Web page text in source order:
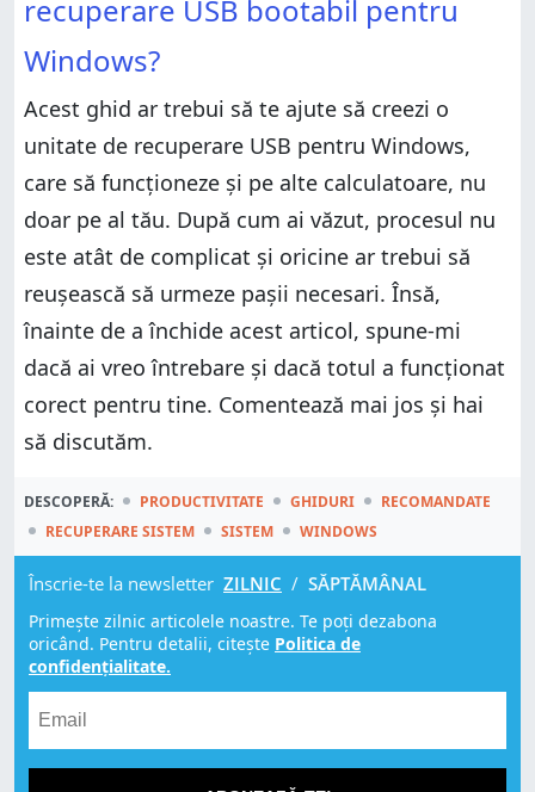
recuperare USB bootabil pentru
Windows?
Acest ghid ar trebui să te ajute să creezi o
unitate de recuperare USB pentru Windows,
care să funcționeze și pe alte calculatoare, nu
doar pe al tău. După cum ai văzut, procesul nu
este atât de complicat și oricine ar trebui să
reușească să urmeze pașii necesari. Însă,
înainte de a închide acest articol, spune-mi
dacă ai vreo întrebare și dacă totul a funcționat
corect pentru tine. Comentează mai jos și hai
să discutăm.
DESCOPERĂ: PRODUCTIVITATE GHIDURI
RECOMANDATE
RECUPERARE SISTEM
SISTEM WINDOWS
Înscrie-te la newsletter ZILNIC / SĂPTĂMÂNAL
Primește zilnic articolele noastre. Te poți dezabona
oricând. Pentru detalii, citește Politica de
confidențialitate.